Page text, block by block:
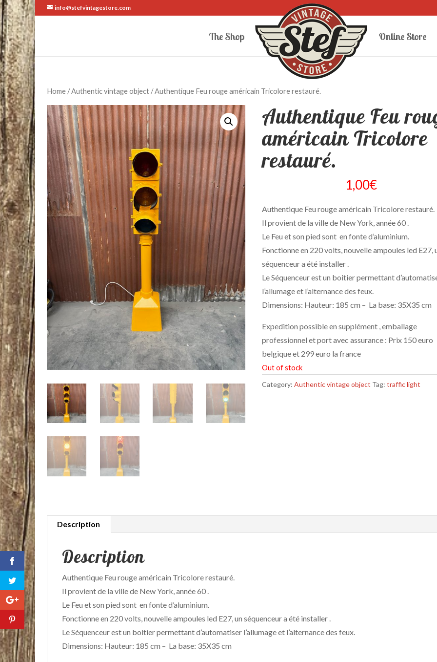
info@stefvintagestore.com
The Shop Online Store
Home /Authentic vintage object / Authentique Feu rouge américain Tricolore restauré.
Authentique Feu
américain Tricolore
restauré.
1,00€
Authentique Feu rouge américain Tricolore restauré.
Il provient de la ville de New York, année 60 .
Le Feu et son pied sont en fonte d’aluminium.
Fonctionne en 220 volts, nouvelle ampoules led E27,
séquenceur a été installer .
Le Séquenceur est un boitier permettant
l’allumage et l’alternance des feux.
Dimensions: Hauteur: 185 cm – La base: 35X35 cm
Expedition possible en supplément , emballage
professionnel et port avec assurance : Prix 150 euro
belgique et 299 euro la france
Out of stock
Category:Authentic vintage object Tag:traffic light
Description
Description
Authentique Feu rouge américain Tricolore restauré.
Il provient de la ville de New York, année 60 .
Le Feu et son pied sont en fonte d’aluminium.
Fonctionne en 220 volts, nouvelle ampoules led E27, un séquenceur a été installer .
Le Séquenceur est un boitier permettant d’automatiser l’allumage et l’alternance des feux.
Dimensions: Hauteur: 185 cm – La base: 35X35 cm